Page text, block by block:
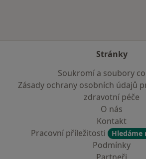
Stránky
Soukromí a soubory
Zásady ochrany osobních údajů
zdravotní péče
O nás
Kontakt
Pracovní příležitosti
Hledáme
Podmínky